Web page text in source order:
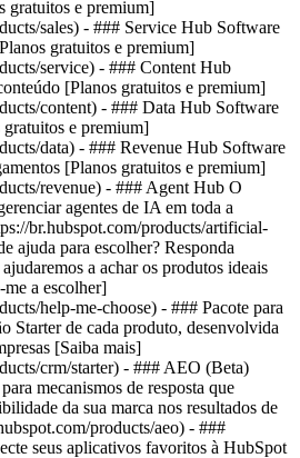
gratuitos e premium]
sales) - ### Service Hub Software
gratuitos e premium]
service) - ### Content Hub
[Planos gratuitos e premium]
content) - ### Data Hub Software
gratuitos e premium]
data) - ### Revenue Hub Software
[Planos gratuitos e premium]
revenue) - ### Agent Hub O
agentes de IA em toda a
br.hubspot.com/products/artificial-
ajuda para escolher? Responda
a achar os produtos ideais
a escolher]
help-me-choose) - ### Pacote para
Starter de cada produto, desenvolvida
[Saiba mais]
crm/starter) - ### AEO (Beta)
mecanismos de resposta que
da sua marca nos resultados de
products/aeo) - ###
seus aplicativos favoritos à HubSpot